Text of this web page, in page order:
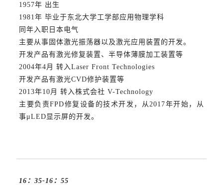
1957年 出生
1981年 毕业于东北大学工学部应用物理学科
同年入职日本电气
主要从事固体激光振荡器以及激光应用装置的开发。
开发产品有激光修复装置、半导体薄膜加工装置等
2004年4月 转入Laser Front Technologies
开发产品有激光CVD修护装置等
2013年10月 转入株式会社 V-Technology
主要负责FPD修复设备的技术开发，从2017年开始，从
事μLED显示屏的开发。
16：35-16：55